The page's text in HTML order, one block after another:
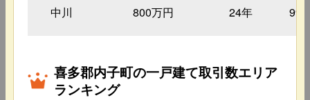
中川 800万円 24年
喜多郡内子町の一戸建て取引数エリア
ランキング